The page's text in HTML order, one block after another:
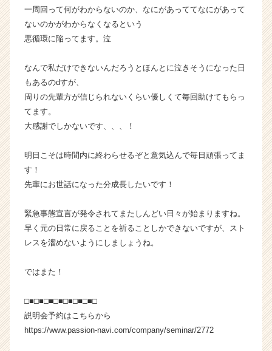
サ
イ
ト
リ
（C
e
C
r
e
e
一周回って何がわからないのか、なにがあっててなにがあって
ないのかがわからなくなるという
悪循環に陥ってます。泣
なんで私だけできないんだろうとほんとに泣きそうになった日
もあるのdすが、
周りの先輩方が信じられないくらい優しくて毎回助けてもらっ
てます。
大感謝でしかないです、、、！
明日こそは時間内に終わらせるぞと意気込んで毎日頑張ってま
す！
先輩にお世話になった分成長したいです！
緊急事態宣言が発令されてまたしんどい日々が始まりますね。
早く元の日常に戻ることを祈ることしかできないですが、スト
レスを溜めないようにしましょうね。
ではまた！
□■□■□■□■□■□■□■□
説明会予約はこちらから
https://www.passion-navi.com/company/seminar/2772